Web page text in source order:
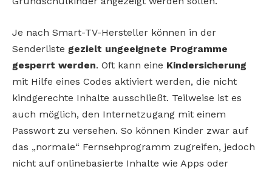
Je nach Smart-TV-Hersteller können in der
Senderliste gezielt ungeeignete Programme
gesperrt werden. Oft kann eine Kindersicherung
mit Hilfe eines Codes aktiviert werden, die nicht
kindgerechte Inhalte ausschließt. Teilweise ist es
auch möglich, den Internetzugang mit einem
Passwort zu versehen. So können Kinder zwar auf
das „normale“ Fernsehprogramm zugreifen, jedoch
nicht auf onlinebasierte Inhalte wie Apps oder